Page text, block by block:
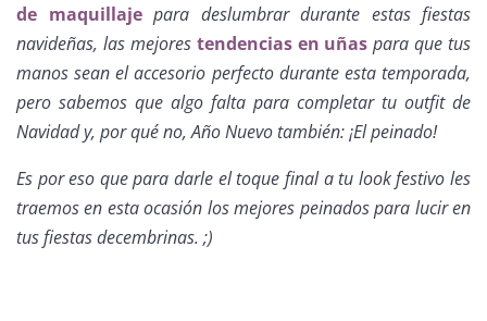
de maquillajepara deslumbrar durante estas fiestas
navideñas, las mejores tendencias en uñas para que tus
manos sean el accesorio perfecto durante esta temporada,
pero sabemos que algo falta para completar tu outfit de
Navidad y, por qué no, Año Nuevo también: ¡El peinado!
Es por eso que para darle el toque final a tu lookfestivo les
traemos en esta ocasión los mejores peinados para lucir en
tus fiestas decembrinas. ;)